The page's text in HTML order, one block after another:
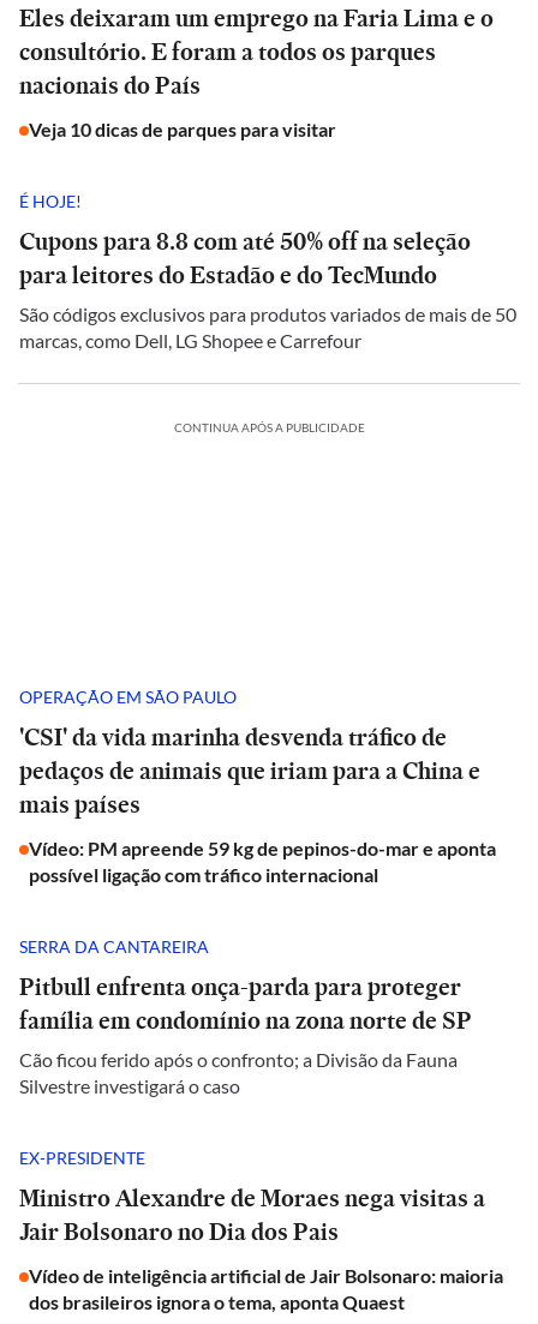
Eles deixaram um emprego na Faria Lima e o
consultório. E foram a todos os parques
nacionais do País
Veja 10 dicas de parques para visitar
É HOJE!
Cupons para 8.8 com até 50% off na seleção
para leitores do Estadão e do TecMundo
São códigos exclusivos para produtos variados de mais de 50
marcas, como Dell, LG Shopee e Carrefour
CONTINUA APÓS A PUBLICIDADE
OPERAÇÃO EM SÃO PAULO
'CSI' da vida marinha desvenda tráfico de
pedaços de animais que iriam para a China e
mais países
Vídeo: PM apreende 59 kg de pepinos-do-mar e aponta
possível ligação com tráfico internacional
SERRA DA CANTAREIRA
Pitbull enfrenta onça-parda para proteger
família em condomínio na zona norte de SP
Cão ficou ferido após o confronto; a Divisão da Fauna
Silvestre investigará o caso
EX-PRESIDENTE
Ministro Alexandre de Moraes nega visitas a
Jair Bolsonaro no Dia dos Pais
Vídeo de inteligência artificial de Jair Bolsonaro: maioria
dos brasileiros ignora o tema, aponta Quaest